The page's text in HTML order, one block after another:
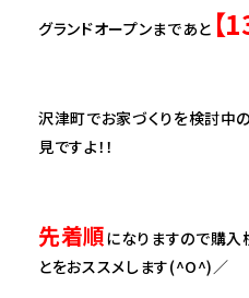
グランドオープンまであと 【
沢津町でお家づくりを検討中
見ですよ！！
先着順になりますので購
とをおススメします(^O^)／